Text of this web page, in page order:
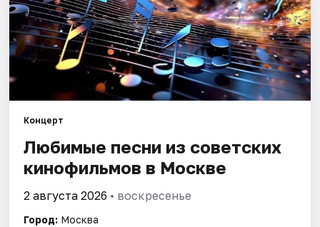
Экскурсии
Спорт
События
Города
Площадки
Концерт
Любимые песни из советских
кинофильмов в Москве
2 августа 2026 • воскресенье
Город: Москва